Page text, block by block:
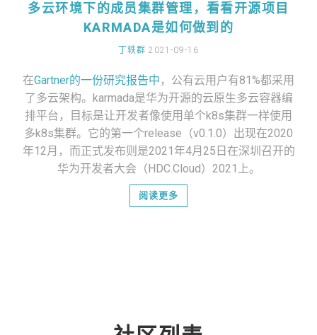
多云环境下的成员集群管理，看看开源项目
KARMADA是如何做到的
丁轶群 2021-09-16
在Gartner的一份研究报告中 ，公有云用户有81%都采用
了多云架构。karmada是华为开源的云原生多云容器编
排平台，目标是让开发者像使用单个k8s集群一样使用
多k8s集群。它的第一个release（v0.1.0）出现在2020
年12月，而正式发布则是2021年4月25日在深圳召开的
华为开发者大会（HDC.Cloud）2021上。
阅读更多